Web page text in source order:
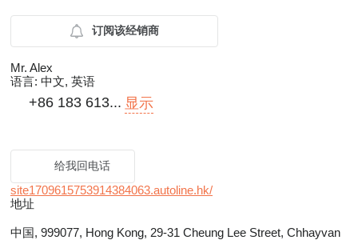
订阅该经销商
Mr. Alex
语言: 中文, 英语
+86 183 613... 显示
给我回电话
site1709615753914384063.autoline.hk/
地址
中国, 999077, Hong Kong, 29-31 Cheung Lee Street, Chhayvan